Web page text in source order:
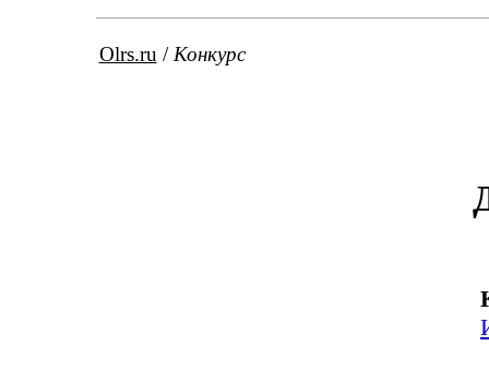
Olrs.ru / Конкурс